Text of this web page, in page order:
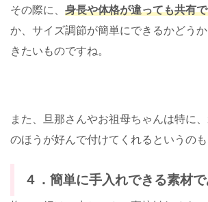
その際に、 身長や体格が違っても共有
か、サイズ調節が簡単にできるかどう
きたいものですね。
また、旦那さんやお祖母ちゃんは特に
のほうが好んで付けてくれるというのも
４．簡単に手入れできる素材